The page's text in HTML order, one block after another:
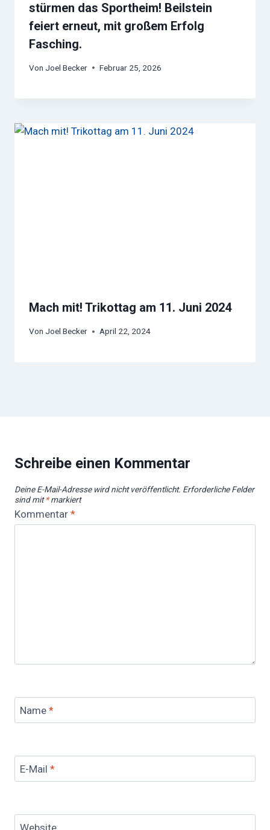
stürmen das Sportheim! Beilstein
feiert erneut, mit großem Erfolg
Fasching.
Von Joel Becker Februar 25, 2026
Mach mit! Trikottag am 11. Juni 2024
Von Joel Becker April 22, 2024
Schreibe einen Kommentar
Deine E-Mail-Adresse wird nicht veröffentlicht. Erforderliche Felder
sind mit*markiert
Kommentar *
Name *
E-Mail *